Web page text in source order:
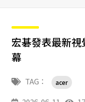
宏碁發表最新視
幕
TAG： acer